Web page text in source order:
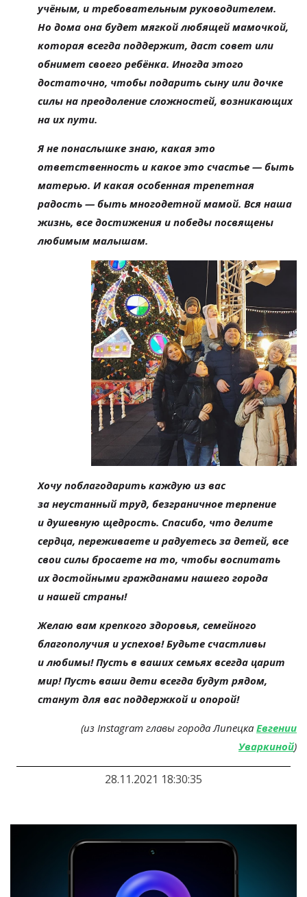
учёным, и требовательным руководителем.
Но дома она будет мягкой любящей мамочкой,
которая всегда поддержит, даст совет или
обнимет своего ребёнка. Иногда этого
достаточно, чтобы подарить сыну или дочке
силы на преодоление сложностей, возникающих
на их пути.
Я не понаслышке знаю, какая это
ответственность и какое это счастье — быть
матерью. И какая особенная трепетная
радость — быть многодетной мамой. Вся наша
жизнь, все достижения и победы посвящены
любимым малышам.
Хочу поблагодарить каждую из вас
за неустанный труд, безграничное терпение
и душевную щедрость. Спасибо, что делите
сердца, переживаете и радуетесь за детей, все
свои силы бросаете на то, чтобы воспитать
их достойными гражданами нашего города
и нашей страны!
Желаю вам крепкого здоровья, семейного
благополучия и успехов! Будьте счастливы
и любимы! Пусть в ваших семьях всегда царит
мир! Пусть ваши дети всегда будут рядом,
станут для вас поддержкой и опорой!
(из Instagram главы города Липецка Евгении
Уваркиной)
28.11.2021 18:30:35